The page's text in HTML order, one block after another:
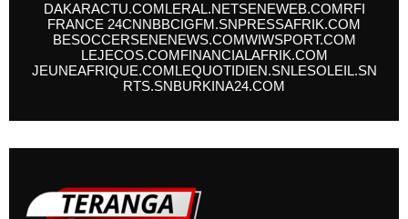
DAKARACTU.COMLERAL.NETSENEWEB.COMRFI
FRANCE 24CNNBBCIGFM.SNPRESSAFRIK.COM
BESOCCERSENENEWS.COMWIWSPORT.COM
LEJECOS.COMFINANCIALAFRIK.COM
JEUNEAFRIQUE.COMLEQUOTIDIEN.SNLESOLEIL.SN
RTS.SNBURKINA24.COM